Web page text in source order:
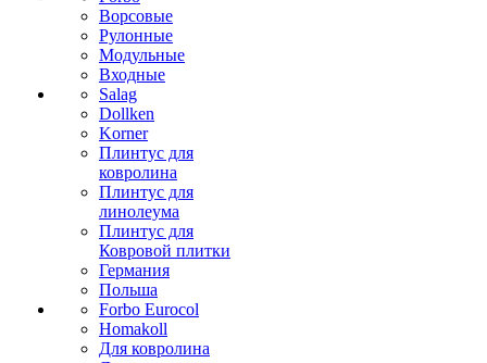
Ворсовые
Рулонные
Модульные
Входные
Salag
Dollken
Korner
Плинтус для
ковролина
Плинтус для
линолеума
Плинтус для
Ковровой плитки
Германия
Польша
Forbo Eurocol
Homakoll
Для ковролина